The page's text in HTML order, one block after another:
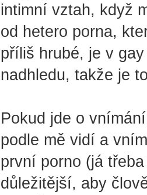
intimní vztah, když
od hetero porna,
příliš hrubé, je v
nadhledu, takže je
Pokud jde o
podle mě vidí a
první porno (já
důležitější, aby